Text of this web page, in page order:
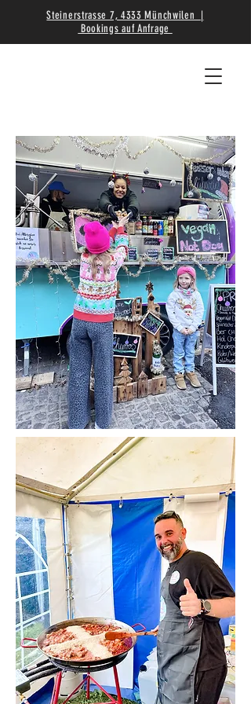
Steinerstrasse 7, 4333 Münchwilen |
Bookings auf Anfrage